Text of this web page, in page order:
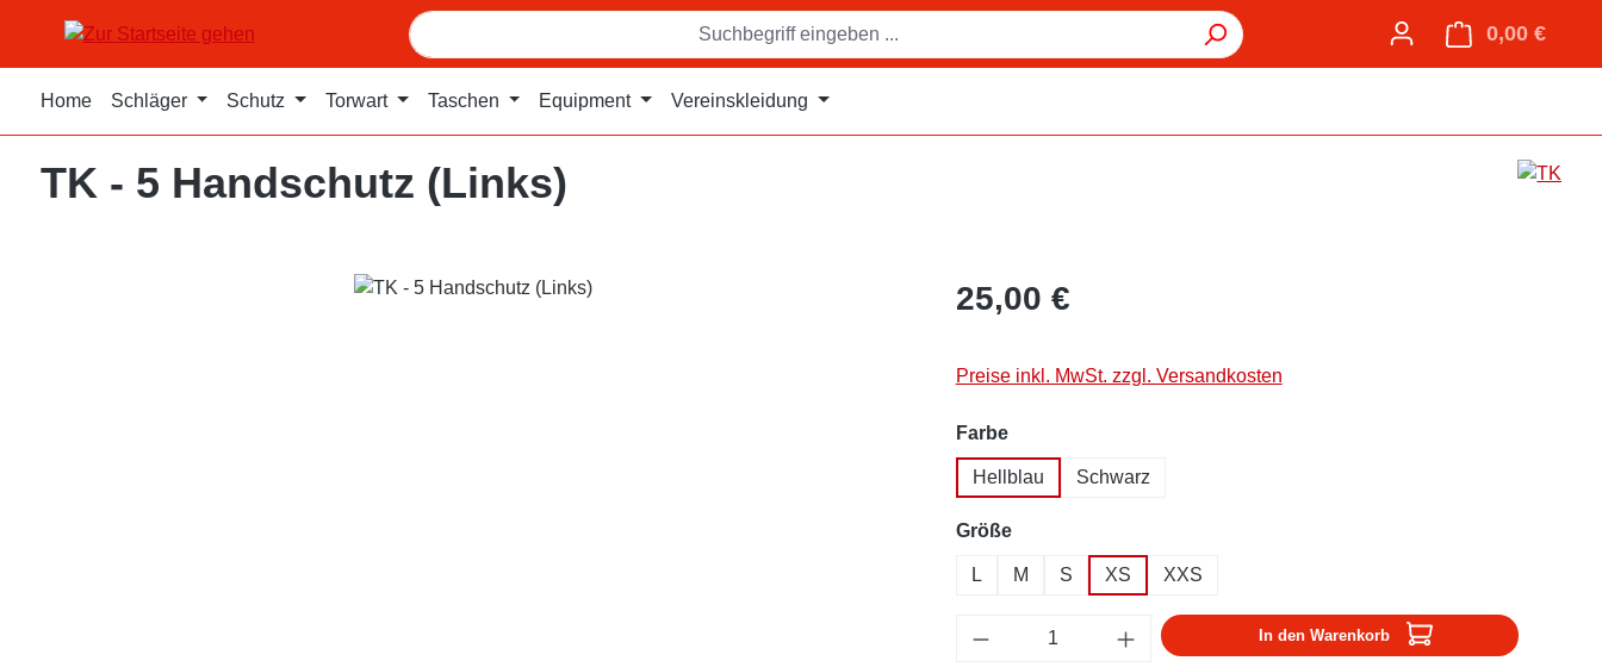
Hauptinhalt springen
Zur Suche springen
Zur Hauptnavigation springen 0,00 €
Home Schläger Schutz Torwart Taschen Equipment Vereinskleidung
TK - 5 Handschutz (Links)
25,00 €
Preise inkl. MwSt. zzgl. Versandkosten
Farbeauswählen
Hellblau Schwarz
Größeauswählen
L M S XS XXS
Produkt Anzahl: Gib den gewünschten Wert ein
In den Warenkorb